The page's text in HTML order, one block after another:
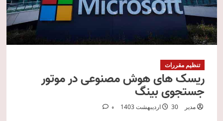
تنظیم مقررات
ریسک های هوش مصنوعی در موتور
جستجوی بینگ
مدیر 30 اردیبهشت 1403 0